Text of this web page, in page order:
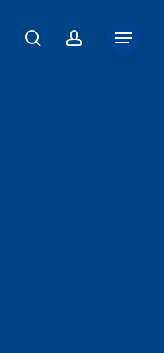
Menu
searchaccount